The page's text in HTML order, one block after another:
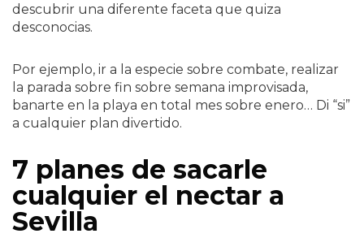
descubrir una diferente faceta que quiza
desconocias.
Por ejemplo, ir a la especie sobre combate, realizar
la parada sobre fin sobre semana improvisada,
banarte en la playa en total mes sobre enero… Di “si”
a cualquier plan divertido.
7 planes de sacarle
cualquier el nectar a
Sevilla